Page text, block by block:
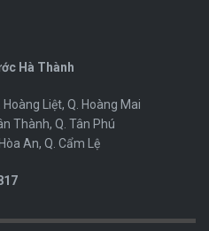
Hà Thành
Hoàng Liệt, Q. Hoàng Mai
Thành, Q. Tân Phú
An, Q. Cẩm Lệ